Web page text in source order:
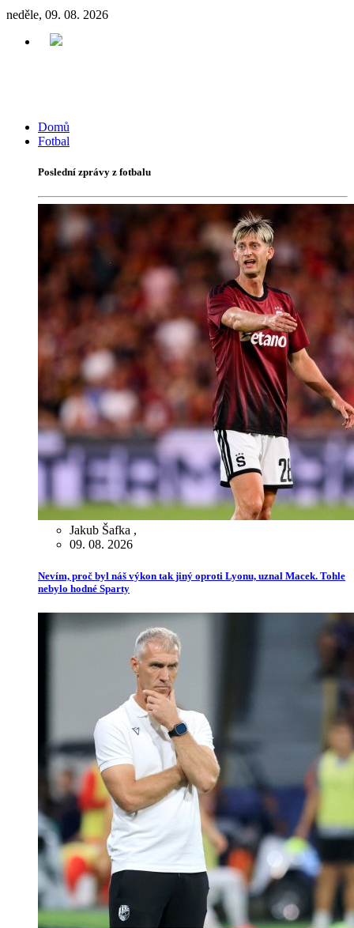
neděle, 09. 08. 2026
Domů
Fotbal
Poslední zprávy z fotbalu
Jakub Šafka ,
09. 08. 2026
Nevím, proč byl náš výkon tak jiný oproti Lyonu, uznal Macek. Tohle
nebylo hodné Sparty